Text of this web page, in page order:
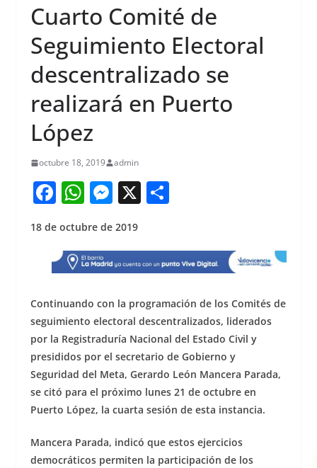
Cuarto Comité de
Seguimiento Electoral
descentralizado se
realizará en Puerto
López
octubre 18, 2019 admin
F
c
e
b
o
o
k
W
at
s
A
p
p
M
ss
e
n
g
er
X S
e
18 de octubre de 2019
Continuando con la programación de los Comités de
seguimiento electoral descentralizados, liderados
por la Registraduría Nacional del Estado Civil y
presididos por el secretario de Gobierno y
Seguridad del Meta, Gerardo León Mancera Parada,
se citó para el próximo lunes 21 de octubre en
Puerto López, la cuarta sesión de esta instancia.
Mancera Parada, indicó que estos ejercicios
democráticos permiten la participación de los